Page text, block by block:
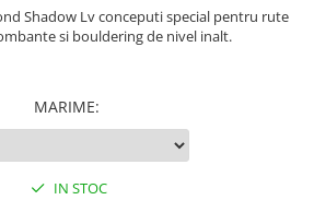
Shadow Lv conceputi special pentru rute
si bouldering de nivel inalt.
MARIME:
IN STOC